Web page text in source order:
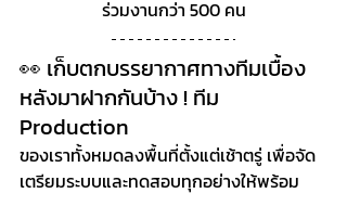
ร่วมงานกว่า 500 คน
👀 เก็บตกบรรยากาศทางทีมเบื้อง
หลังมาฝากกันบ้าง ! ทีม
Production
ของเราทั้งหมดลงพื้นที่ตั้งแต่เช้าตรู่ เพื่อจัด
เตรียมระบบและทดสอบทุกอย่างให้พร้อม